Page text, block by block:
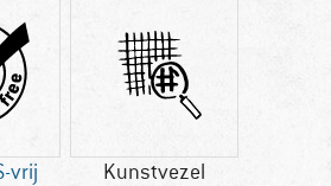
vrij Kunstvezel